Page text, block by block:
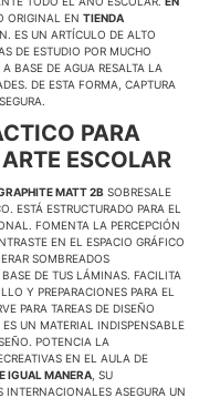
ORIGINAL EN TIENDA
ES UN ARTÍCULO DE ALTO
DE ESTUDIO POR MUCHO
BASE DE AGUA RESALTA LA
DE ESTA FORMA, CAPTURA
PARA
ESCOLAR
MATT 2B SOBRESALE
ESTÁ ESTRUCTURADO PARA EL
FOMENTA LA PERCEPCIÓN
EN EL ESPACIO GRÁFICO
SOMBREADOS
DE TUS LÁMINAS. FACILITA
Y PREPARACIONES PARA EL
PARA TAREAS DE DISEÑO
, ES UN MATERIAL INDISPENSABLE
POTENCIA LA
EN EL AULA DE
IGUAL MANERA , SU
INTERNACIONALES ASEGURA UN